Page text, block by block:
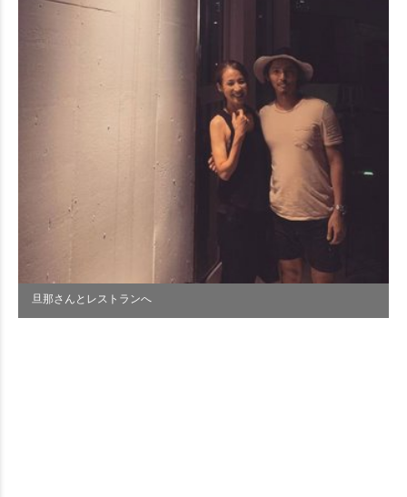
旦那さんとレストランへ